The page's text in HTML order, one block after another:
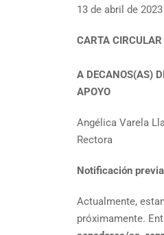
13 de abril de 2023
CARTA CIRCULAR
A DECANOS(AS)
APOYO
Angélica Varela
Rectora
Notificación
Actualmente,
próximamente.